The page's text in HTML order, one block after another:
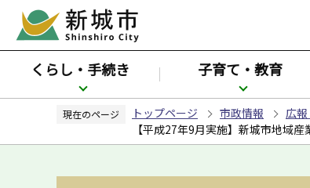
ペ
ジ
くらし・手続き 子育て・教育
現在のページ トップページ 市政情報 広
【平成27年9月実施】新城市地域